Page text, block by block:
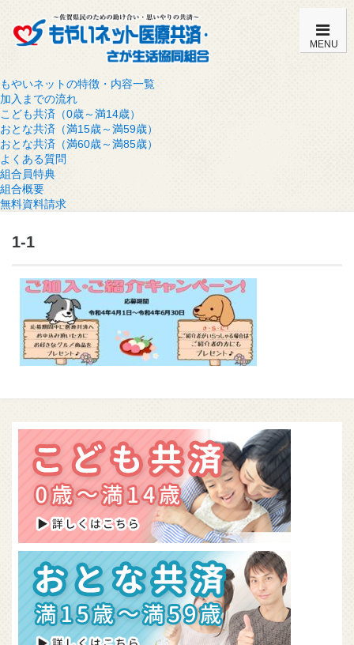
MENU
もやいネットの特徴・内容一覧
加入までの流れ
こども共済（0歳～満14歳）
おとな共済（満15歳～満59歳）
おとな共済（満60歳～満85歳）
よくある質問
組合員特典
組合概要
無料資料請求
1-1